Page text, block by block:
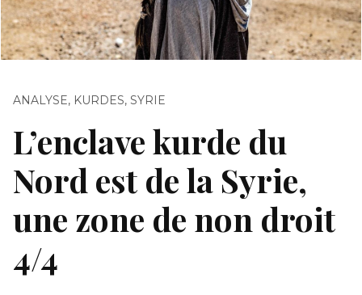
ANALYSE, KURDES, SYRIE
L’enclave kurde du
Nord est de la Syrie,
une zone de non droit
4/4